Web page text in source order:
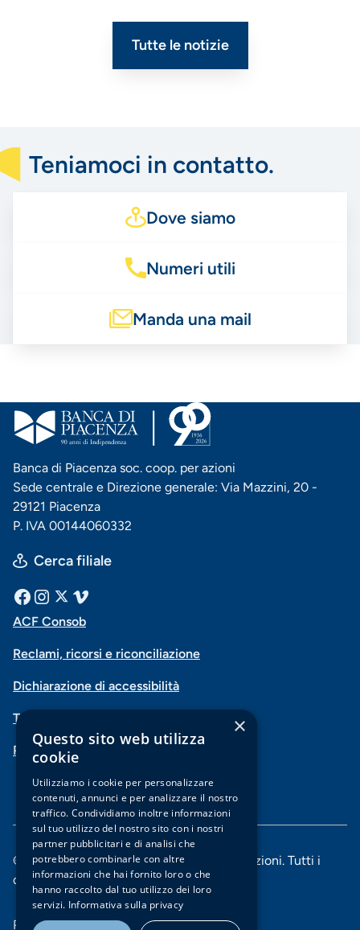
Tutte le notizie
Teniamoci in contatto.
Dove siamo
Numeri utili
Manda una mail
Banca di Piacenza soc. coop. per azioni
Sede centrale e Direzione generale: Via Mazzini, 20 -
29121 Piacenza
P. IVA 00144060332
Cerca filiale
Menu
social
Facebook
InstagramVimeo
Menu
navigazione
piè
di
pagina
ACF Consob
Reclami, ricorsi e riconciliazione
Dichiarazione di accessibilità
Trasparenza
PSD2-Open Banking
© 2025 Banca di Piacenza soc. coop. per azioni. Tutti i
diritti riservati.
Privacy e Cookie policy
×
Questo sito web utilizza
cookie
Utilizziamo i cookie per personalizzare
contenuti, annunci e per analizzare il nostro
traffico. Condividiamo inoltre informazioni
sul tuo utilizzo del nostro sito con i nostri
partner pubblicitari e di analisi che
potrebbero combinarle con altre
informazioni che hai fornito loro o che
hanno raccolto dal tuo utilizzo dei loro
servizi. Informativa sulla privacy